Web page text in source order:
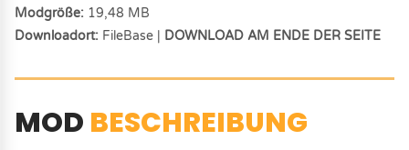
Modgröße: 19,48 MB
Downloadort: FileBase | DOWNLOAD AM ENDE DER SEITE
MOD BESCHREIBUNG